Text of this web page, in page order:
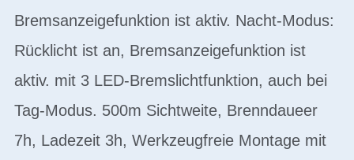
Bremsanzeigefunktion ist aktiv. Nacht-Modus:
Rücklicht ist an, Bremsanzeigefunktion ist
aktiv. mit 3 LED-Bremslichtfunktion, auch bei
Tag-Modus. 500m Sichtweite, Brenndaueer
7h, Ladezeit 3h, Werkzeugfreie Montage mit